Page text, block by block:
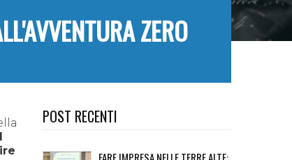
ZERO
l
POST RECENTI